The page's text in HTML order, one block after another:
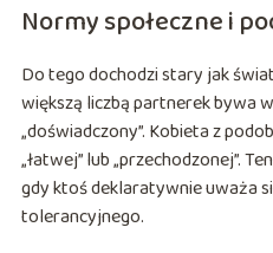
Normy społeczne i
Do tego dochodzi stary jak
większą liczbą partnerek bywa
„doświadczony”. Kobieta z
„łatwej” lub „przechodzonej”.
gdy ktoś deklaratywnie uważa
tolerancyjnego.